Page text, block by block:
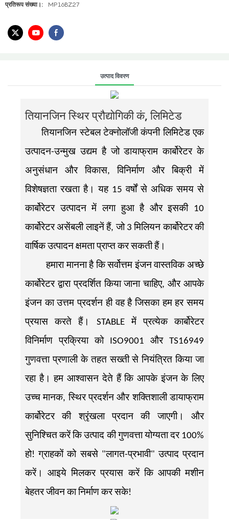
प्रतिरूप संख्या।: MP16BZ27
उत्पाद विवरण
तियानजिन स्थिर प्रौद्योगिकी कं, लिमिटेड
तियानजिन स्टेबल टेक्नोलॉजी कंपनी लिमिटेड एक
उत्पादन-उन्मुख उद्यम है जो डायाफ्राम कार्बोरेटर के
अनुसंधान और विकास, विनिर्माण और बिक्री में
विशेषज्ञता रखता है। यह 15 वर्षों से अधिक समय से
कार्बोरेटर उत्पादन में लगा हुआ है और इसकी 10
कार्बोरेटर असेंबली लाइनें हैं, जो 3 मिलियन कार्बोरेटर की
वार्षिक उत्पादन क्षमता प्राप्त कर सकती हैं।
हमारा मानना ​​है कि सर्वोत्तम इंजन वास्तविक अच्छे
कार्बोरेटर द्वारा प्रदर्शित किया जाना चाहिए, और आपके
इंजन का उत्तम प्रदर्शन ही वह है जिसका हम हर समय
प्रयास करते हैं। STABLE में प्रत्येक कार्बोरेटर
विनिर्माण प्रक्रिया को ISO9001 और TS16949
गुणवत्ता प्रणाली के तहत सख्ती से नियंत्रित किया जा
रहा है। हम आश्वासन देते हैं कि आपके इंजन के लिए
उच्च मानक, स्थिर प्रदर्शन और शक्तिशाली डायाफ्राम
कार्बोरेटर की श्रृंखला प्रदान की जाएगी। और
सुनिश्चित करें कि उत्पाद की गुणवत्ता योग्यता दर 100%
हो! ग्राहकों को सबसे "लागत-प्रभावी" उत्पाद प्रदान
करें। आइये मिलकर प्रयास करें कि आपकी मशीन
बेहतर जीवन का निर्माण कर सके!